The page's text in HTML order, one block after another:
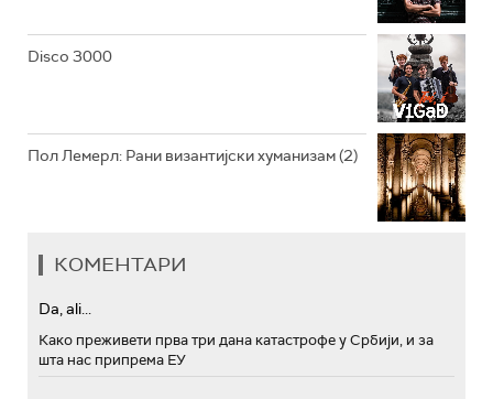
Disco 3000
Пол Лемерл: Рани византијски хуманизам (2)
КОМЕНТАРИ
Da, ali...
Како преживети прва три дана катастрофе у Србији, и за
шта нас припрема ЕУ